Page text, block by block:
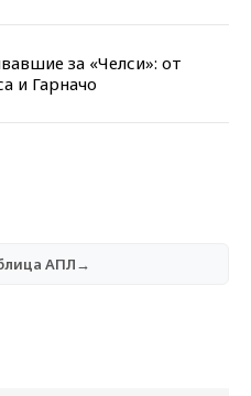
за «Челси»: от
и Гарначо
АПЛ→